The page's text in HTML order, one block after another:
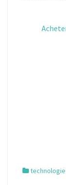
technologie